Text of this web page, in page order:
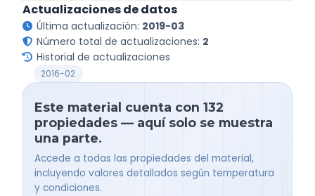
Actualizaciones de datos
Última actualización: 2019-03
Número total de actualizaciones: 2
Historial de actualizaciones
2016-02
Este material cuenta con 132
propiedades — aquí solo se muestra
una parte.
Accede a todas las propiedades del material,
incluyendo valores detallados según temperatura
y condiciones.